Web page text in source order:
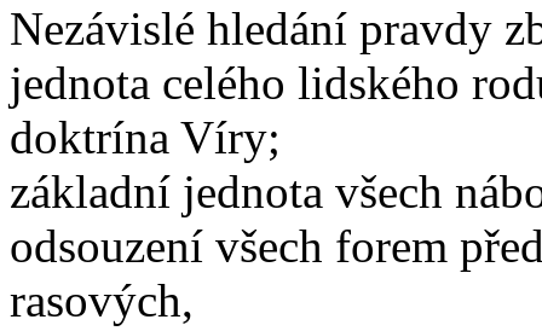
Nezávislé hledání pravdy
jednota celého lidského
doktrína Víry;
základní jednota všech
odsouzení všech forem
rasových,